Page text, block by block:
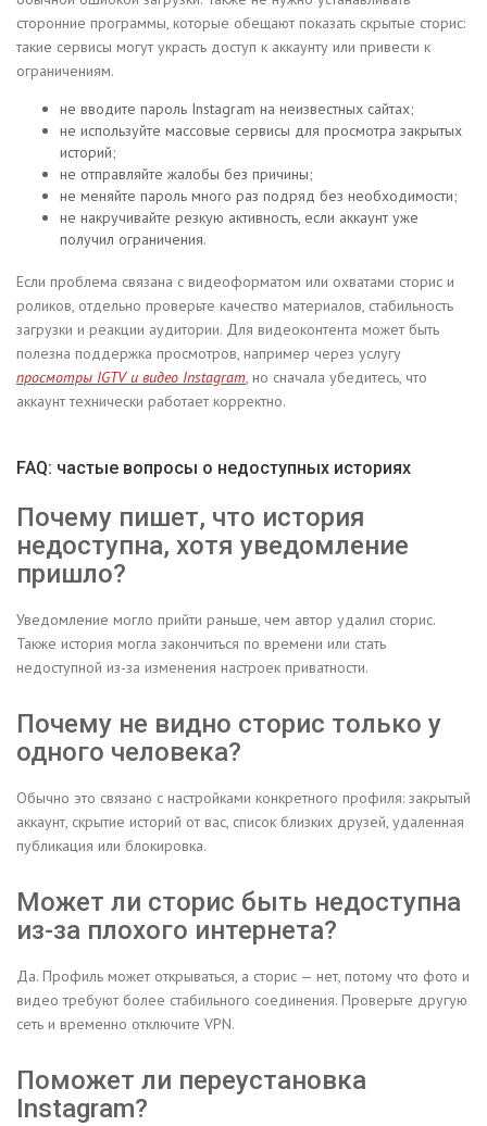
сторонние программы, которые обещают показать скрытые сторис:
такие сервисы могут украсть доступ к аккаунту или привести к
ограничениям.
не вводите пароль Instagram на неизвестных сайтах;
не используйте массовые сервисы для просмотра закрытых
историй;
не отправляйте жалобы без причины;
не меняйте пароль много раз подряд без необходимости;
не накручивайте резкую активность, если аккаунт уже
получил ограничения.
Если проблема связана с видеоформатом или охватами сторис и
роликов, отдельно проверьте качество материалов, стабильность
загрузки и реакции аудитории. Для видеоконтента может быть
полезна поддержка просмотров, например через услугу
просмотры IGTV и видео Instagram, но сначала убедитесь, что
аккаунт технически работает корректно.
FAQ: частые вопросы о недоступных историях
Почему пишет, что история
недоступна, хотя уведомление
пришло?
Уведомление могло прийти раньше, чем автор удалил сторис.
Также история могла закончиться по времени или стать
недоступной из-за изменения настроек приватности.
Почему не видно сторис только у
одного человека?
Обычно это связано с настройками конкретного профиля: закрытый
аккаунт, скрытие историй от вас, список близких друзей, удаленная
публикация или блокировка.
Может ли сторис быть недоступна
из-за плохого интернета?
Да. Профиль может открываться, а сторис — нет, потому что фото и
видео требуют более стабильного соединения. Проверьте другую
сеть и временно отключите VPN.
Поможет ли переустановка
Instagram?